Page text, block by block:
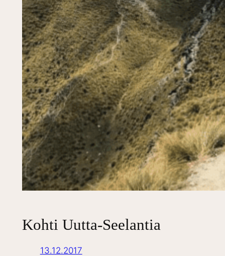
Kohti Uutta-Seelantia
13.12.2017